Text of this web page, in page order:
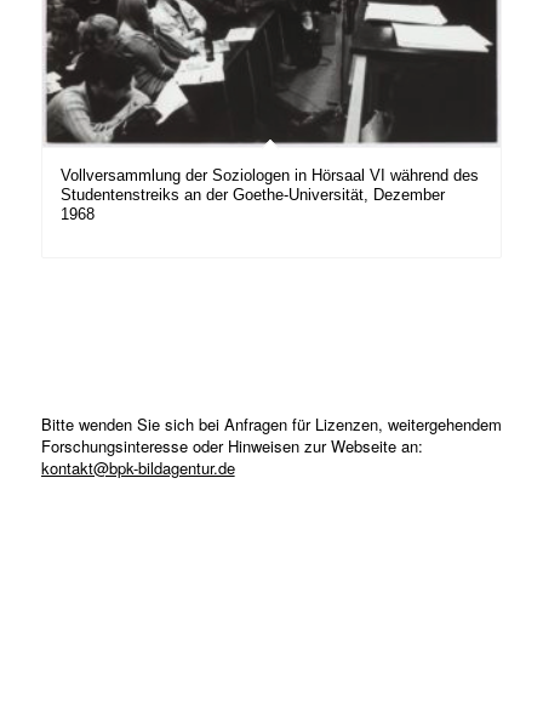
Vollversammlung der Soziologen in Hörsaal VI während des
Studentenstreiks an der Goethe-Universität, Dezember
1968
Bitte wenden Sie sich bei Anfragen für Lizenzen, weitergehendem
Forschungsinteresse oder Hinweisen zur Webseite an:
kontakt@bpk-bildagentur.de